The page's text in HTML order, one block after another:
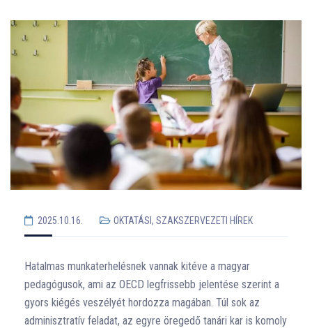
2025.10.16. OKTATÁSI, SZAKSZERVEZETI HÍREK
Hatalmas munkaterhelésnek vannak kitéve a magyar
pedagógusok, ami az OECD legfrissebb jelentése szerint a
gyors kiégés veszélyét hordozza magában. Túl sok az
adminisztratív feladat, az egyre öregedő tanári kar is komoly